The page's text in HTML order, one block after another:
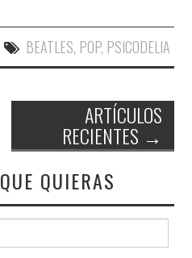
BEATLES, POP, PSICODELIA
ARTÍCULOS
RECIENTES →
QUIERAS